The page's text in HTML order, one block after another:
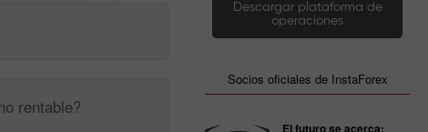
rentable?
Descargar plataforma de
operaciones
Socios oficiales de InstaForex
El futuro se acerca: